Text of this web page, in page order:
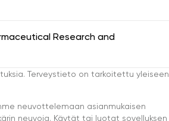
Research and
Terveystieto on tarkoitettu yleiseen
neuvottelemaan asianmukaisen
neuvoja. Käytät tai luotat sovelluksen